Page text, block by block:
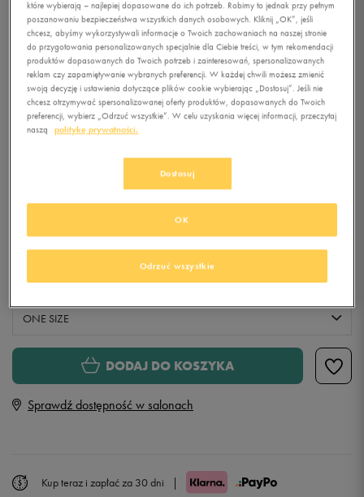
UMBRO TORBA MIRACLO
5.0 (34 )
44,99 -20% (cena bezpośrednio przed promocją)
40,49zł-11% (najniższa cena z 30 dni przed obniżką)
35,99złz Vat
Kolor:czarny
ONE SIZE
ONE SIZE DODAJ DO KOSZYKA
Sprawdź dostępność w salonach
Kup teraz i zapłać za 30 dni |
które wybierają – najlepiej dopasowane do ich potrzeb. Robimy to jednak przy pełnym
poszanowaniu bezpieczeństwa wszystkich danych osobowych. Kliknij „OK”, jeśli
chcesz, abyśmy wykorzystywali informacje o Twoich zachowaniach na naszej stronie
do przygotowania personalizowanych specjalnie dla Ciebie treści, w tym rekomendacji
produktów dopasowanych do Twoich potrzeb i zainteresowań, spersonalizowanych
reklam czy zapamiętywanie wybranych preferencji. W każdej chwili możesz zmienić
swoją decyzję i ustawienia dotyczące plików cookie wybierając „Dostosuj”. Jeśli nie
chcesz otrzymywać spersonalizowanej oferty produktów, dopasowanych do Twoich
preferencji, wybierz „Odrzuć wszystkie”. W celu uzyskania więcej informacji, przeczytaj
naszą
politykę prywatności.
Dostosuj
Odrzuć wszystkie
OK